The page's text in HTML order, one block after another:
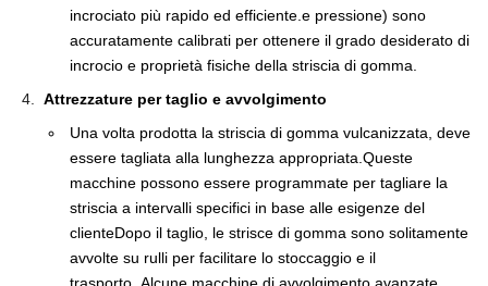
incrociato più rapido ed efficiente.e pressione) sono
accuratamente calibrati per ottenere il grado desiderato di
incrocio e proprietà fisiche della striscia di gomma.
Attrezzature per taglio e avvolgimento
Una volta prodotta la striscia di gomma vulcanizzata, deve
essere tagliata alla lunghezza appropriata.Queste
macchine possono essere programmate per tagliare la
striscia a intervalli specifici in base alle esigenze del
clienteDopo il taglio, le strisce di gomma sono solitamente
avvolte su rulli per facilitare lo stoccaggio e il